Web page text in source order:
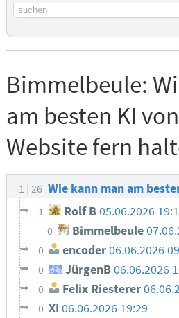
Suchbegriff
Bimmelbeule:
am besten KI
Website fern
1 26 Wie kann man am
1 Rolf B05.06.2026
0 Bimmelbeule
0 encoder06.06.2026
0 JürgenB 06.06.2026
0 Felix Riesterer
0 XI06.06.2026 19:29